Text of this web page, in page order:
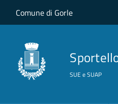
Salta al contenuto
Skip to site navigation
Comune di Gorle
SUE e SUAP